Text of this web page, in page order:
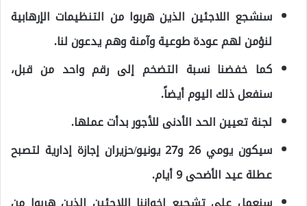
سنشجع اللاجئين الذين هربوا من التنظيمات الإرهابية
لنؤمن لهم عودة طوعية وآمنة وهم يدعون لنا.
كما خفضنا نسبة التضخم إلى رقم واحد من قبل،
سنفعل ذلك اليوم أيضاً.
لجنة تعيين الحد الأدنى للأجور بدأت عملها.
سيكون يومي 26 و27 يونيو/حزيران إجازة إدارية لتصبح
عطلة عيد الأضحى 9 أيام.